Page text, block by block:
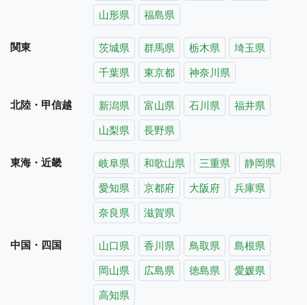
山形県
福島県
関東 茨城県 群馬県 栃木県
埼玉県
千葉県
東京都 神奈川県
北陸・甲信越 新潟県 富山県 石川県
福井県
山梨県
長野県
東海・近畿 岐阜県 和歌山県 三重県
静岡県
愛知県
京都府 大阪府
兵庫県
奈良県
滋賀県
中国・四国 山口県 香川県 鳥取県
島根県
岡山県
広島県 徳島県
愛媛県
高知県